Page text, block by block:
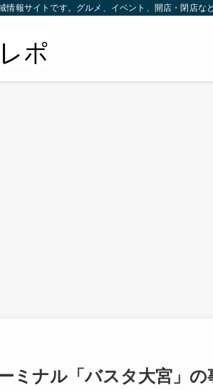
情報サイトです。グルメ、イベント、開店・閉店な
ミナル「バスタ大宮」